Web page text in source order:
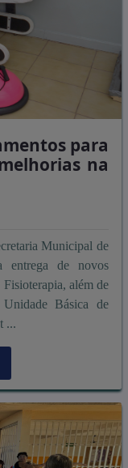
para
na
Municipal de
entrega de novos
além de
Unidade Básica de
...